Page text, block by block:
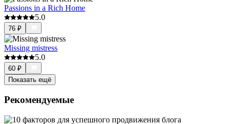
Passions in a Rich Home
5.0
76 ₽
Missing mistress
5.0
60 ₽
Показать ещё
Рекомендуемые